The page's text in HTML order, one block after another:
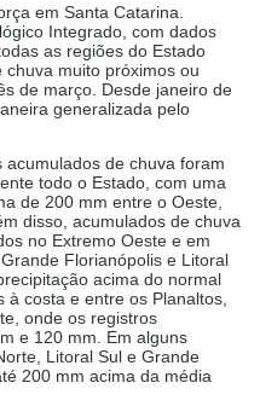
em Santa Catarina.
Integrado, com dados
as regiões do Estado
muito próximos ou
de março. Desde janeiro de
generalizada pelo
de chuva foram
todo o Estado, com uma
de 200 mm entre o Oeste,
disso, acumulados de chuva
no Extremo Oeste e em
Florianópolis e Litoral
acima do normal
costa e entre os Planaltos,
onde os registros
e 120 mm. Em alguns
Litoral Sul e Grande
200 mm acima da média